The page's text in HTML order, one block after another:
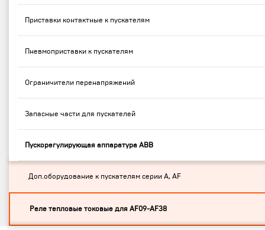
Приставки контактные к пускателям
Пневмоприставки к пускателям
Ограничители перенапряжений
Запасные части для пускателей
Пускорегулирующая аппаратура ABB
Доп.оборудование к пускателям серии A, AF
Реле тепловые токовые для AF09-AF38